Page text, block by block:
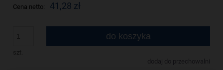
Cena netto: 41,28 zł
do koszyka
dodaj do przechowalni